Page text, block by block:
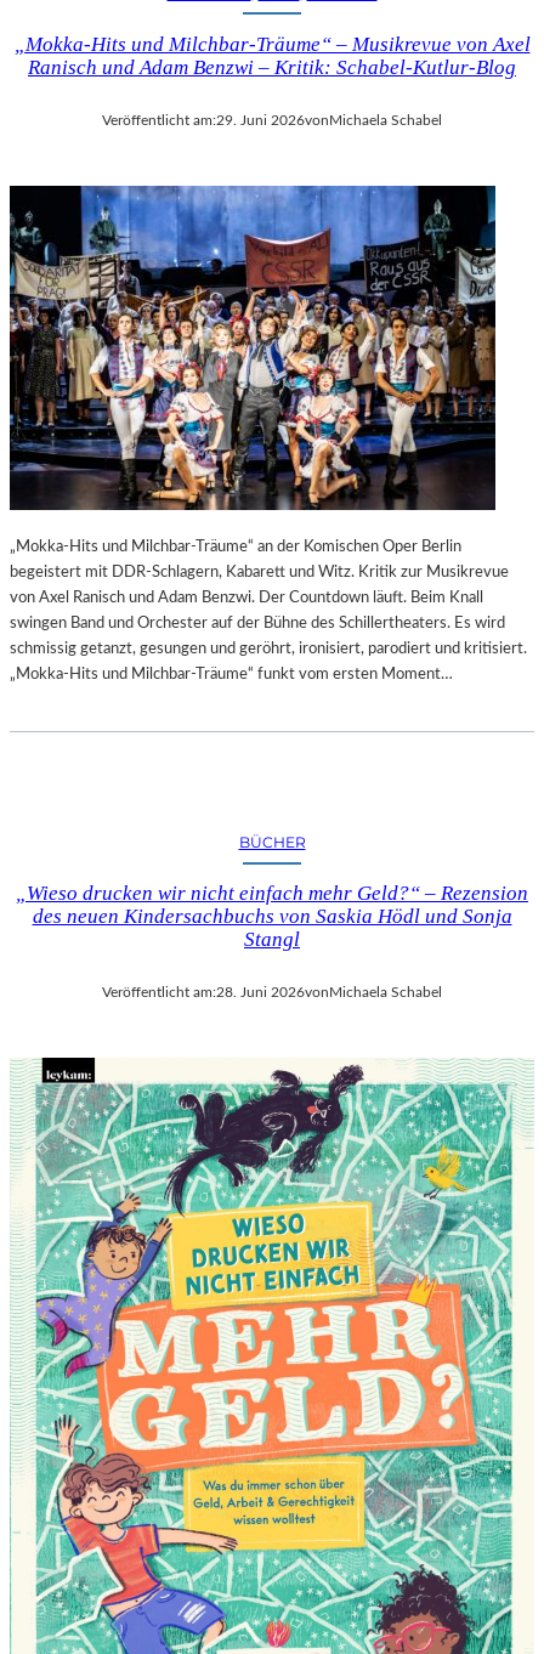
„Mokka-Hits und Milchbar-Träume“ – Musikrevue von Axel
Ranisch und Adam Benzwi – Kritik: Schabel-Kutlur-Blog
Veröffentlicht am:29. Juni 2026vonMichaela Schabel
„Mokka-Hits und Milchbar-Träume“ an der Komischen Oper Berlin
begeistert mit DDR-Schlagern, Kabarett und Witz. Kritik zur Musikrevue
von Axel Ranisch und Adam Benzwi. Der Countdown läuft. Beim Knall
swingen Band und Orchester auf der Bühne des Schillertheaters. Es wird
schmissig getanzt, gesungen und geröhrt, ironisiert, parodiert und kritisiert.
„Mokka-Hits und Milchbar-Träume“ funkt vom ersten Moment…
BÜCHER
„Wieso drucken wir nicht einfach mehr Geld?“ – Rezension
des neuen Kindersachbuchs von Saskia Hödl und Sonja
Stangl
Veröffentlicht am:28. Juni 2026von Michaela Schabel